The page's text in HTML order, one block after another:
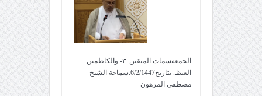
الجمعةسمات المتقين: ٣- والكاظمين
الغيظ. بتاريخ6/2/1447.سماحة الشيخ
مصطفى المرهون